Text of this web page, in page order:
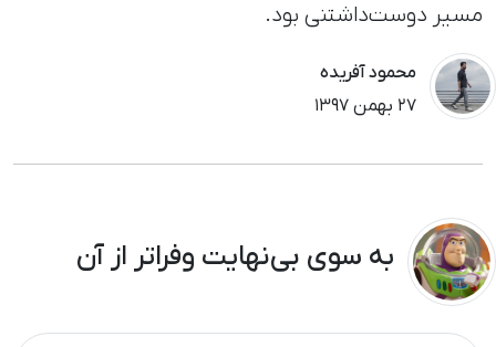
مسیر دوست‌داشتنی بود.
محمود آفریده
٢٧ بهمن ١٣٩٧
به سوی بی‌نهایت وفراتر از آن